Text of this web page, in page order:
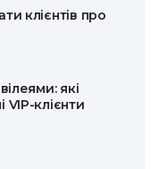
клієнтів про
які
клієнти